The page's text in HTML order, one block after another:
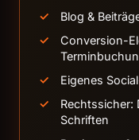
Blog &
Conversion-
Eigenes
Rechtssicher:
Schriften